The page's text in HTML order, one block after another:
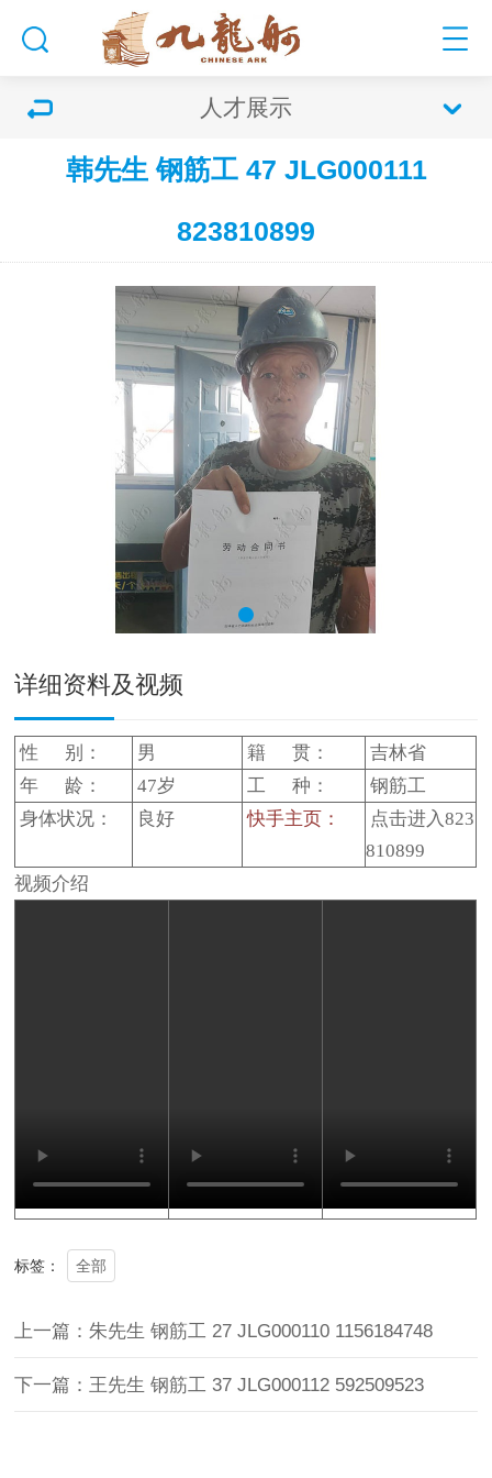
人才展示
韩先生 钢筋工 47 JLG000111
823810899
详细资料及视频
性 别： 男 籍 贯：
吉林省
年 龄：
47岁 工 种：
钢筋工
身体状况：
良好 快手主页：
点击进入823
810899
视频介绍
标签： 全部
上一篇：朱先生 钢筋工 27 JLG000110 1156184748
下一篇：王先生 钢筋工 37 JLG000112 592509523